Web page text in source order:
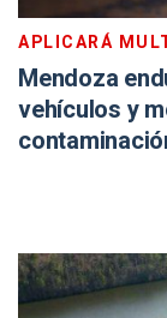
APLICARÁ
Mendoza
vehículos y